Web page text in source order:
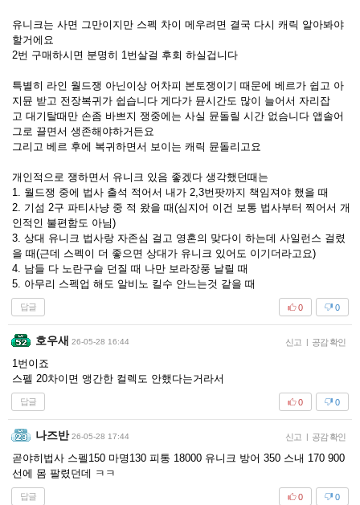
유니크는 사면 그만이지만 스펙 차이 메우려면 결국 다시 캐릭 알아봐야
할거에요
2번 구매하시면 분명히 1번살걸 후회 하실겁니다
특별히 라인 월드쟁 아닌이상 어차피 본토쟁이기 때문에 베르가 쉽고 아
지뮨 받고 전장복귀가 쉽습니다 게다가 뮨시간도 많이 늘어서 자리잡
고 대기탈때만 손좀 바쁘지 쟁중에는 사실 뮨돌릴 시간 없슴니다 앱솔어
그로 끌면서 생존해야하거든요
그리고 베르 후에 복귀하면서 보이는 캐릭 뮨돌리고요
개인적으로 쟁하면서 유니크 있음 좋겠다 생각했던때는
1. 월드쟁 중에 법사 출석 적어서 내가 2,3번팟까지 책임져야 했을 때
2. 기섬 2구 파티사냥 중 적 왔을 때(심지어 이건 보통 법사부터 찍어서 개
인적인 불편함도 아님)
3. 상대 유니크 법사랑 자존심 걸고 영혼의 맞다이 하는데 사일런스 걸렸
을 때(근데 스펙이 더 좋으면 상대가 유니크 있어도 이기더라고요)
4. 남들 다 노란구슬 던질 때 나만 보라장풍 날릴 때
5. 아무리 스펙업 해도 알비노 킬수 안느는것 같을 때
답글 0
0
호우새 26-05-28 16:44 신고 | 공감 확인
1번이죠
스펠 20차이면 앵간한 컬렉도 안했다는거라서
답글 0
0
나즈반 26-05-28 17:44 신고 | 공감 확인
곧야히법사 스펠150 마명130 피통 18000 유니크 방어 350 스내 170 900
선에 몸 팔렸던데 ㅋㅋ
답글 0
0